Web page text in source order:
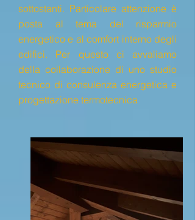
sottostanti. Particolare attenzione è
posta al tema del risparmio
energetico e al comfort interno degli
edifici. Per questo ci avvaliamo
della collaborazione di uno studio
tecnico di consulenza energetica e
progettazione termotecnica